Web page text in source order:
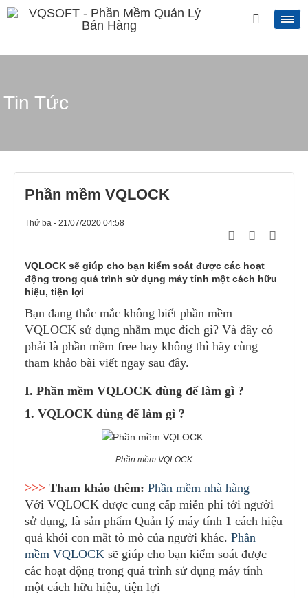
Tin Tức
Phần mềm VQLOCK
Thứ ba - 21/07/2020 04:58
VQLOCK sẽ giúp cho bạn kiểm soát được các hoạt
động trong quá trình sử dụng máy tính một cách hữu
hiệu, tiện lợi
Bạn đang thắc mắc không biết phần mềm
VQLOCK sử dụng nhằm mục đích gì? Và đây có
phải là phần mềm free hay không thì hãy cùng
tham khảo bài viết ngay sau đây.
I. Phần mềm VQLOCK dùng để làm gì ?
1. VQLOCK dùng để làm gì ?
Phần mềm VQLOCK
>>> Tham khảo thêm: Phần mềm nhà hàng
Với VQLOCK được cung cấp miễn phí tới người
sử dụng, là sản phẩm Quản lý máy tính 1 cách hiệu
quả khỏi con mắt tò mò của người khác. Phần
mềm VQLOCK sẽ giúp cho bạn kiểm soát được
các hoạt động trong quá trình sử dụng máy tính
một cách hữu hiệu, tiện lợi